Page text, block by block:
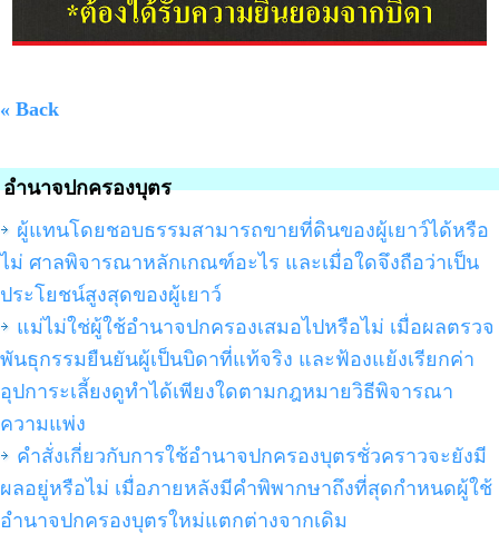
« Back
อำนาจปกครองบุตร
ผู้แทนโดยชอบธรรมสามารถขายที่ดินของผู้เยาว์ได้หรือ
ไม่ ศาลพิจารณาหลักเกณฑ์อะไร และเมื่อใดจึงถือว่าเป็น
ประโยชน์สูงสุดของผู้เยาว์
แม่ไม่ใช่ผู้ใช้อำนาจปกครองเสมอไปหรือไม่ เมื่อผลตรวจ
พันธุกรรมยืนยันผู้เป็นบิดาที่แท้จริง และฟ้องแย้งเรียกค่า
อุปการะเลี้ยงดูทำได้เพียงใดตามกฎหมายวิธีพิจารณา
ความแพ่ง
คำสั่งเกี่ยวกับการใช้อำนาจปกครองบุตรชั่วคราวจะยังมี
ผลอยู่หรือไม่ เมื่อภายหลังมีคำพิพากษาถึงที่สุดกำหนดผู้ใช้
อำนาจปกครองบุตรใหม่แตกต่างจากเดิม